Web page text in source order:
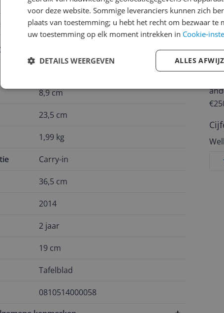
kenmerken
8,9 cm
23,5 cm
1,99 kg
Carry-in
36,5 cm
2014
2 jaar
19 cm
Tafelblad
0810514000058
Er
voor deze website. Sommige leveranciers kunnen zich
plaats van toestemming; u hebt het recht om bezwaar te
uw toestemming op elk moment intrekken in Cookie-
ALLES
DETAILS WEERGEVEN